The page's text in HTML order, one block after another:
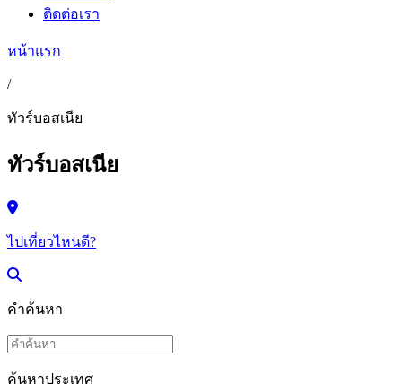
ติดต่อเรา
หน้าแรก
/
ทัวร์บอสเนีย
ทัวร์บอสเนีย
ไปเที่ยวไหนดี?
คำค้นหา
ค้นหาประเทศ